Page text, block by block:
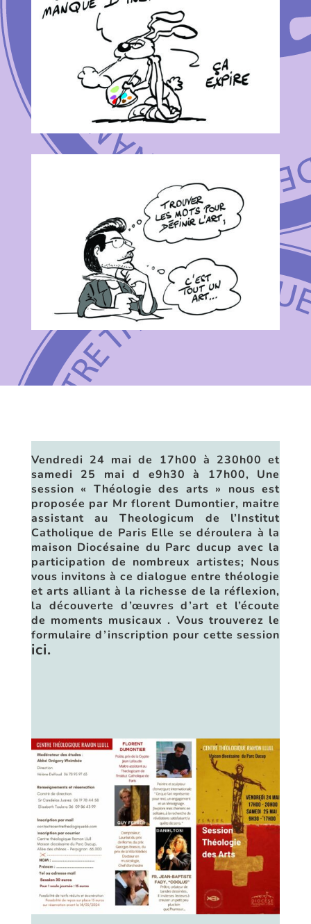
Vendredi 24 mai de 17h00 à 230h00 et
samedi 25 mai d e9h30 à 17h00, Une
session « Théologie des arts » nous est
proposée par Mr florent Dumontier, maitre
assistant au Theologicum de l’Institut
Catholique de Paris Elle se déroulera à la
maison Diocésaine du Parc ducup avec la
participation de nombreux artistes; Nous
vous invitons à ce dialogue entre théologie
et arts alliant à la richesse de la réflexion,
la découverte d’œuvres d’art et l’écoute
de moments musicaux . Vous trouverez le
formulaire d’inscription pour cette session
ici.